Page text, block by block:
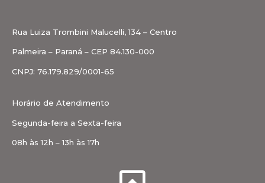
Rua Luiza Trombini Malucelli, 134 – Centro
Palmeira – Paraná – CEP 84.130-000
CNPJ: 76.179.829/0001-65
Horário de Atendimento
Segunda-feira a Sexta-feira
08h às 12h – 13h às 17h